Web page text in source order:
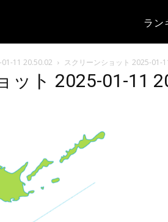
ラン
11 20.50.02 スクリーンショット 2025-01-
ット 2025-01-11